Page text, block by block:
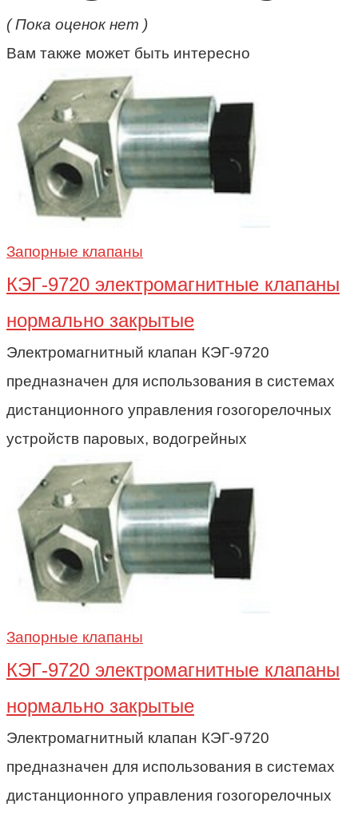
( Пока оценок нет )
Вам также может быть интересно
Запорные клапаны
КЭГ-9720 электромагнитные клапаны
нормально закрытые
Электромагнитный клапан КЭГ-9720
предназначен для использования в системах
дистанционного управления гозогорелочных
устройств паровых, водогрейных
Запорные клапаны
КЭГ-9720 электромагнитные клапаны
нормально закрытые
Электромагнитный клапан КЭГ-9720
предназначен для использования в системах
дистанционного управления гозогорелочных